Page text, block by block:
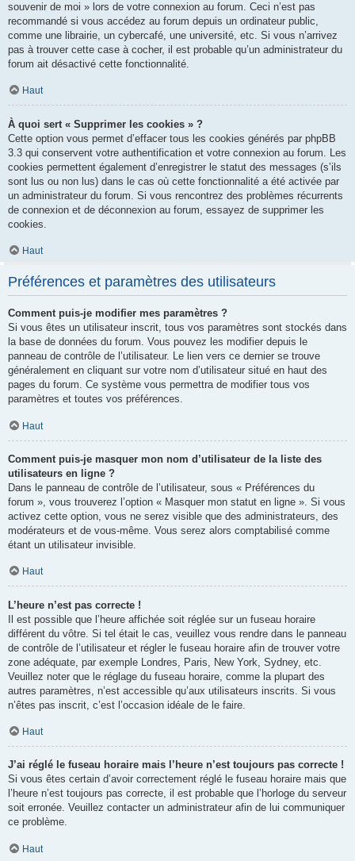
souvenir de moi » lors de votre connexion au forum. Ceci n’est pas
recommandé si vous accédez au forum depuis un ordinateur public,
comme une librairie, un cybercafé, une université, etc. Si vous n’arrivez
pas à trouver cette case à cocher, il est probable qu’un administrateur du
forum ait désactivé cette fonctionnalité.
Haut
À quoi sert « Supprimer les cookies » ?
Cette option vous permet d’effacer tous les cookies générés par phpBB
3.3 qui conservent votre authentification et votre connexion au forum. Les
cookies permettent également d’enregistrer le statut des messages (s’ils
sont lus ou non lus) dans le cas où cette fonctionnalité a été activée par
un administrateur du forum. Si vous rencontrez des problèmes récurrents
de connexion et de déconnexion au forum, essayez de supprimer les
cookies.
Haut
Préférences et paramètres des utilisateurs
Comment puis-je modifier mes paramètres ?
Si vous êtes un utilisateur inscrit, tous vos paramètres sont stockés dans
la base de données du forum. Vous pouvez les modifier depuis le
panneau de contrôle de l’utilisateur. Le lien vers ce dernier se trouve
généralement en cliquant sur votre nom d’utilisateur situé en haut des
pages du forum. Ce système vous permettra de modifier tous vos
paramètres et toutes vos préférences.
Haut
Comment puis-je masquer mon nom d’utilisateur de la liste des
utilisateurs en ligne ?
Dans le panneau de contrôle de l’utilisateur, sous « Préférences du
forum », vous trouverez l’option « Masquer mon statut en ligne ». Si vous
activez cette option, vous ne serez visible que des administrateurs, des
modérateurs et de vous-même. Vous serez alors comptabilisé comme
étant un utilisateur invisible.
Haut
L’heure n’est pas correcte !
Il est possible que l’heure affichée soit réglée sur un fuseau horaire
différent du vôtre. Si tel était le cas, veuillez vous rendre dans le panneau
de contrôle de l’utilisateur et régler le fuseau horaire afin de trouver votre
zone adéquate, par exemple Londres, Paris, New York, Sydney, etc.
Veuillez noter que le réglage du fuseau horaire, comme la plupart des
autres paramètres, n’est accessible qu’aux utilisateurs inscrits. Si vous
n’êtes pas inscrit, c’est l’occasion idéale de le faire.
Haut
J’ai réglé le fuseau horaire mais l’heure n’est toujours pas correcte !
Si vous êtes certain d’avoir correctement réglé le fuseau horaire mais que
l’heure n’est toujours pas correcte, il est probable que l’horloge du serveur
soit erronée. Veuillez contacter un administrateur afin de lui communiquer
ce problème.
Haut